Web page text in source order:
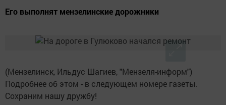
Его выполнят мензелинские дорожники
(Мензелинск, Ильдус Шагиев, "Мензеля-информ")
Подробнее об этом - в следующем номере газеты.
Сохраним нашу дружбу!